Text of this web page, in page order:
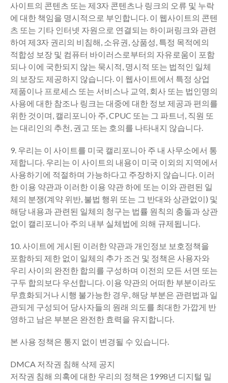
사이트의 콘텐츠 또는 제3자 콘텐츠나 링크의 오류 및 누락
에 대한 책임을 명시적으로 부인합니다. 이 웹사이트의 콘텐
츠 또는 기타 인터넷 자원으로 연결되는 하이퍼링크와 관련
하여 제3자 권리의 비침해, 소유권, 상품성, 특정 목적에의
적합성 보장 및 컴퓨터 바이러스로부터의 자유로움이 포함
되나 이에 국한되지 않는 묵시적, 명시적 또는 법적인 일체
의 보장도 제공하지 않습니다. 이 웹사이트에서 특정 상업
제품이나 프로세스 또는 서비스나 교역, 회사 또는 법인명의
사용에 대한 참조나 링크는 대중에 대한 정보 제공과 편의를
위한 것이며, 캘리포니아 주, CPUC 또는 그 파트너, 직원 또
는 대리인의 추천, 권고 또는 호의를 나타내지 않습니다.
9. 우리는 이 사이트를 미국 캘리포니아 주 내 사무소에서 통
제합니다. 우리는 이 사이트의 내용이 미국 이외의 지역에서
사용하기에 적절하며 가능하다고 주장하지 않습니다. 이러
한 이용 약관과 이러한 이용 약관 하에 또는 이와 관련된 일
체의 분쟁(계약 위반, 불법 행위 또는 그 반대와 상관없이) 및
해당 내용과 관련된 일체의 청구는 법률 원칙의 충돌과 상관
없이 캘리포니아 주의 내부 실체법에 의해 규제됩니다.
10. 사이트에 게시된 이러한 약관과 개인정보 보호정책을
포함하되 제한 없이 일체의 추가 조건 및 정책은 사용자와
우리 사이의 완전한 합의를 구성하며 이전의 모든 서면 또는
구두 합의보다 우선합니다. 이용 약관의 어떠한 부분이라도
무효화되거나 시행 불가능한 경우, 해당 부분은 관련법과 일
관되게 구성되어 당사자들의 원래 의도를 최대한 가깝게 반
영하고 남은 부분은 완전한 효력을 유지합니다.
본 사용 정책은 통지 없이 변경될 수 있습니다.
DMCA 저작권 침해 삭제 공지
저작권 침해 의혹에 대한 우리의 정책은 1998년 디지털 밀